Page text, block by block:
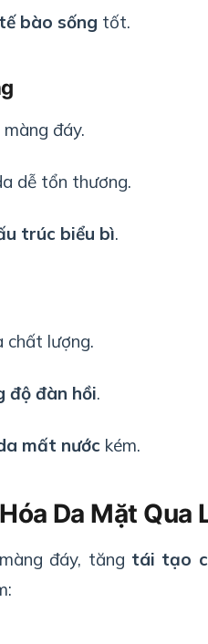
tế bào sống tốt.
đáy.
dễ tổn thương.
trúc biểu bì.
chất lượng.
độ đàn hồi.
mất nước kém.
Da Mặt Qua
đáy, tăng tái tạo